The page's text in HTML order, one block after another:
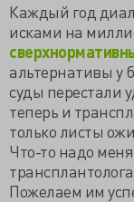
Каждый год
исками на
альтернативы у
суды перестали
теперь и
только листы
Что-то надо
Пожелаем им